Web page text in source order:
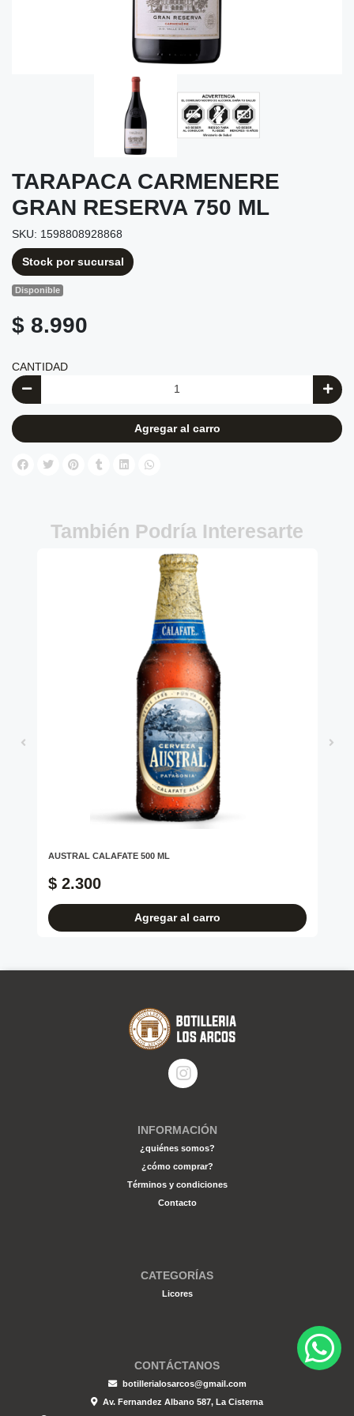
TARAPACA CARMENERE
GRAN RESERVA 750 ML
SKU: 1598808928868
Stock por sucursal
Disponible
$ 8.990
CANTIDAD
Agregar al carro
También Podría Interesarte
AUSTRAL CALAFATE 500 ML
$ 2.300
Agregar al carro
INFORMACIÓN
¿quiénes somos?
¿cómo comprar?
Términos y condiciones
Contacto
CATEGORÍAS
Licores
CONTÁCTANOS
botillerialosarcos@gmail.com
Av. Fernandez Albano 587, La Cisterna